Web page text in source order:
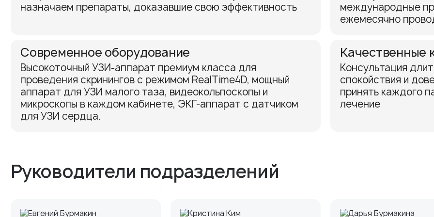
назначаем препараты, доказавшие свою эффективность
международные
ежемесячно
Современное оборудование
Высокоточный УЗИ-аппарат премиум класса для
проведения скринингов с режимом RealTime4D, мощный
аппарат для УЗИ малого таза, видеокольпоскопы и
микроскопы в каждом кабинете, ЭКГ-аппарат с датчиком
для УЗИ сердца.
Качественные
Консультация
спокойствия и
принять каждого
лечение
Руководители подразделений